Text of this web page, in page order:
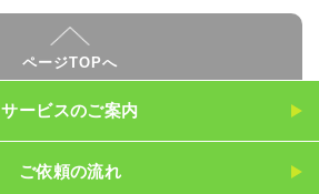
ページTOPへ
サービスのご案内
ご依頼の流れ